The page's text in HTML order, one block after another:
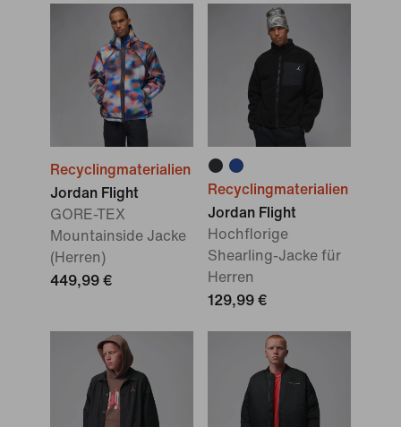
Recyclingmaterialien
Jordan Flight
GORE-TEX
Mountainside Jacke
(Herren)
449,99 €
Recyclingmaterialien
Jordan Flight
Hochflorige
Shearling-Jacke für
Herren
129,99 €